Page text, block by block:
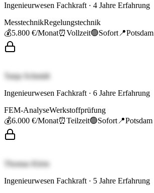
Ingenieurwesen Fachkraft · 4 Jahre Erfahrung
MesstechnikRegelungstechnik
💰5.800 €/Monat⏰Vollzeit🟢Sofort 📍Potsdam
Tanja Schmidt
Ingenieurwesen Fachkraft · 6 Jahre Erfahrung
FEM-AnalyseWerkstoffprüfung
💰6.000 €/Monat⏰Teilzeit🟢Sofort 📍Potsdam
Thomas Klein
Ingenieurwesen Fachkraft · 5 Jahre Erfahrung